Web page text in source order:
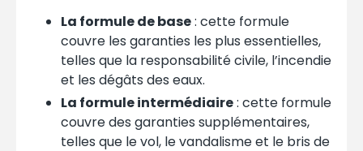
La formule de base: cette formule
couvre les garanties les plus essentielles,
telles que la responsabilité civile, l’incendie
et les dégâts des eaux.
La formule intermédiaire: cette formule
couvre des garanties supplémentaires,
telles que le vol, le vandalisme et le bris de